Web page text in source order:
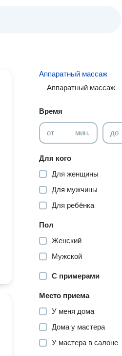
Аппаратный массаж
Аппаратный массаж
Время
от мин. до
Для кого
Для женщины
Для мужчины
Для ребёнка
Пол
Женский
Мужской
С примерами
Место приема
У меня дома
Дома у мастера
У мастера в салоне